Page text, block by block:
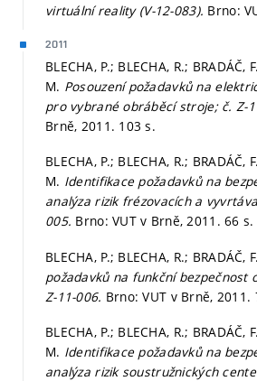
virtuální reality (V-12-083). Brno:
2011
BLECHA, P.; BLECHA, R.; BRADÁČ,
M. Posouzení požadavků na
pro vybrané obráběcí stroje; č. Z-
Brně, 2011. 103 s.
BLECHA, P.; BLECHA, R.; BRADÁČ,
M. Identifikace požadavků na
analýza rizik frézovacích a
005. Brno: VUT v Brně, 2011. 66 s.
BLECHA, P.; BLECHA, R.; BRADÁČ, F.
požadavků na funkční bezpečnost
Z-11-006. Brno: VUT v Brně, 2011.
BLECHA, P.; BLECHA, R.; BRADÁČ,
M. Identifikace požadavků na
analýza rizik soustružnických